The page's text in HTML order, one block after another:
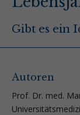
Gibt es ein
Autoren
Prof. Dr. med.